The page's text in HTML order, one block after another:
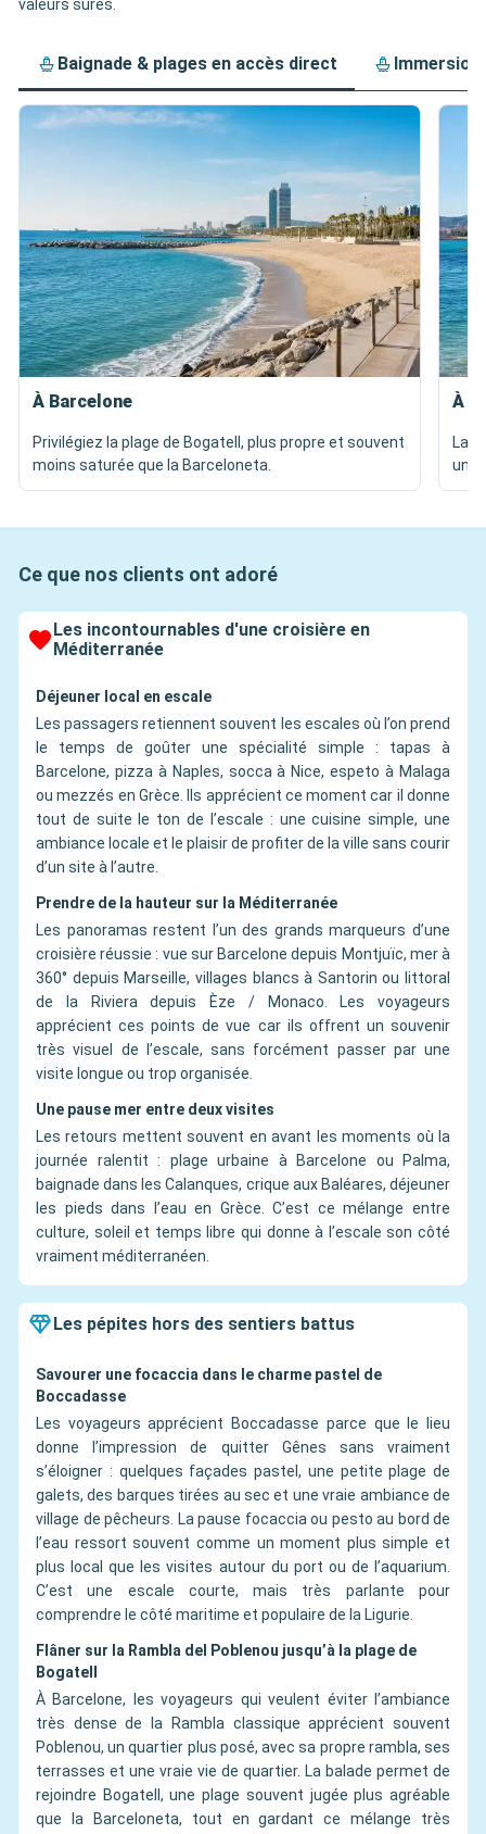
valeurs sûres.
Baignade & plages en accès direct
À Barcelone
Privilégiez la plage de Bogatell, plus propre et souvent
moins saturée que la Barceloneta.
À
La
une
Ce que nos clients ont adoré
Les incontournables d'une croisière en
Méditerranée
Déjeuner local en escale
Les passagers retiennent souvent les escales où l’on prend
le temps de goûter une spécialité simple : tapas à
Barcelone, pizza à Naples, socca à Nice, espeto à Malaga
ou mezzés en Grèce. Ils apprécient ce moment car il donne
tout de suite le ton de l’escale : une cuisine simple, une
ambiance locale et le plaisir de profiter de la ville sans courir
d’un site à l’autre.
Prendre de la hauteur sur la Méditerranée
Les panoramas restent l’un des grands marqueurs d’une
croisière réussie : vue sur Barcelone depuis Montjuïc, mer à
360° depuis Marseille, villages blancs à Santorin ou littoral
de la Riviera depuis Èze / Monaco. Les voyageurs
apprécient ces points de vue car ils offrent un souvenir
très visuel de l’escale, sans forcément passer par une
visite longue ou trop organisée.
Une pause mer entre deux visites
Les retours mettent souvent en avant les moments où la
journée ralentit : plage urbaine à Barcelone ou Palma,
baignade dans les Calanques, crique aux Baléares, déjeuner
les pieds dans l’eau en Grèce. C’est ce mélange entre
culture, soleil et temps libre qui donne à l’escale son côté
vraiment méditerranéen.
Les pépites hors des sentiers battus
Savourer une focaccia dans le charme pastel de
Boccadasse
Les voyageurs apprécient Boccadasse parce que le lieu
donne l’impression de quitter Gênes sans vraiment
s’éloigner : quelques façades pastel, une petite plage de
galets, des barques tirées au sec et une vraie ambiance de
village de pêcheurs. La pause focaccia ou pesto au bord de
l’eau ressort souvent comme un moment plus simple et
plus local que les visites autour du port ou de l’aquarium.
C’est une escale courte, mais très parlante pour
comprendre le côté maritime et populaire de la Ligurie.
Flâner sur la Rambla del Poblenou jusqu’à la plage de
Bogatell
À Barcelone, les voyageurs qui veulent éviter l’ambiance
très dense de la Rambla classique apprécient souvent
Poblenou, un quartier plus posé, avec sa propre rambla, ses
terrasses et une vraie vie de quartier. La balade permet de
rejoindre Bogatell, une plage souvent jugée plus agréable
que la Barceloneta, tout en gardant ce mélange très